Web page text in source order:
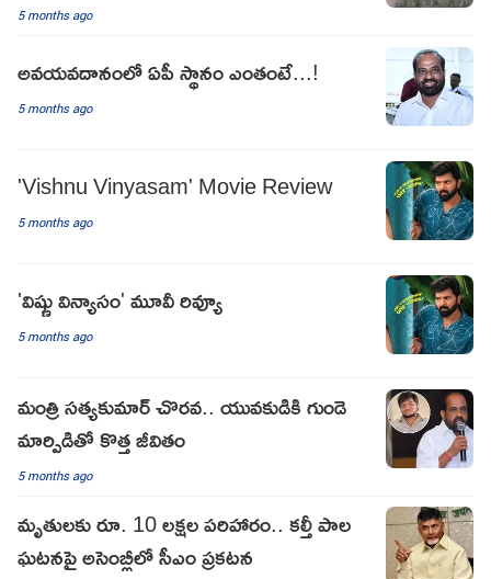
5 months ago
అవయవదానంలో ఏపీ స్థానం ఎంతంటే...!
5 months ago
'Vishnu Vinyasam' Movie Review
5 months ago
'విష్ణు విన్యాసం' మూవీ రివ్యూ
5 months ago
మంత్రి సత్యకుమార్ చొరవ.. యువకుడికి గుండె
మార్పిడితో కొత్త జీవితం
5 months ago
మృతులకు రూ. 10 లక్షల పరిహారం.. కల్తీ పాల
ఘటనపై అసెంబ్లీలో సీఎం ప్రకటన